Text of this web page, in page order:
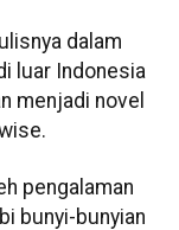
dalam
luar Indonesia
menjadi novel
pengalaman
bunyi-bunyian